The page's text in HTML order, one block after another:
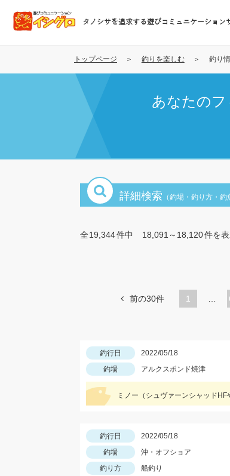
コ
テ
タノシサを追求する遊びコミュニケーション
トップページ 釣りを楽しむ 釣り
あなたのフ
詳細検索 （釣場・釣り方・釣
全19,344件中 18,091～18,120件を
前の30件 1
釣行日 2022/05/18
釣場
アルクスポンド焼津
ミノー（シュヴァーンシャッド
釣行日 2022/05/18
釣場
沖・オフショア
釣り方
船釣り